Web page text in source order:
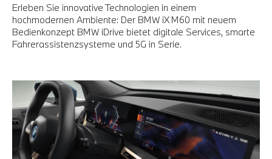
Erleben Sie innovative Technologien in einem
hochmodernen Ambiente: Der BMW iX M60 mit neuem
Bedienkonzept BMW iDrive bietet digitale Services, smarte
Fahrerassistenzsysteme und 5G in Serie.